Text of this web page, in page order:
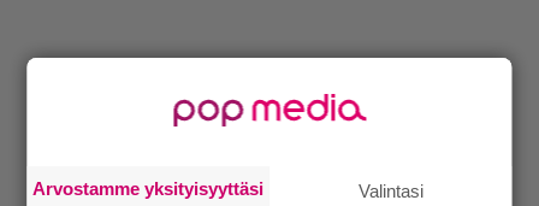
Arvostamme yksityisyyttäsi Valintasi